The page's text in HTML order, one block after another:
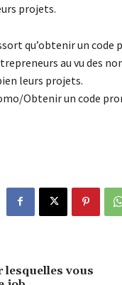
projets.
qu’obtenir un
au vu des
leurs projets.
Obtenir un code
lesquelles vous